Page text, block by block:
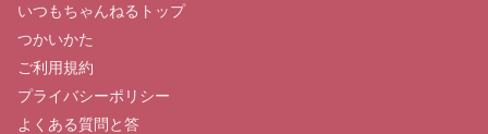
いつもちゃんねるトップ
つかいかた
ご利用規約
プライバシーポリシー
よくある質問と答